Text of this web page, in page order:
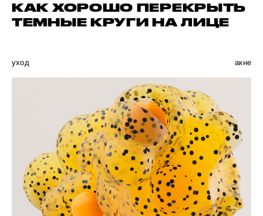
КАК ХОРОШО ПЕРЕКРЫТЬ
ТЕМНЫЕ КРУГИ НА ЛИЦЕ
уход акне